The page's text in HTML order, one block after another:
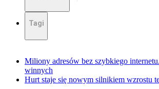
Tagi
Miliony adresów bez szybkiego
winnych
Hurt staje się nowym silnikiem wzrostu